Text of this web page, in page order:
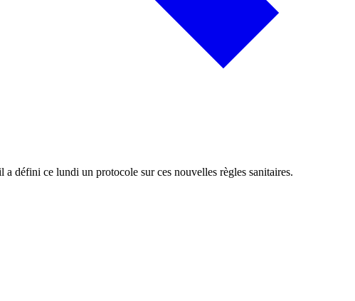
défini ce lundi un protocole sur ces nouvelles règles sanitaires.